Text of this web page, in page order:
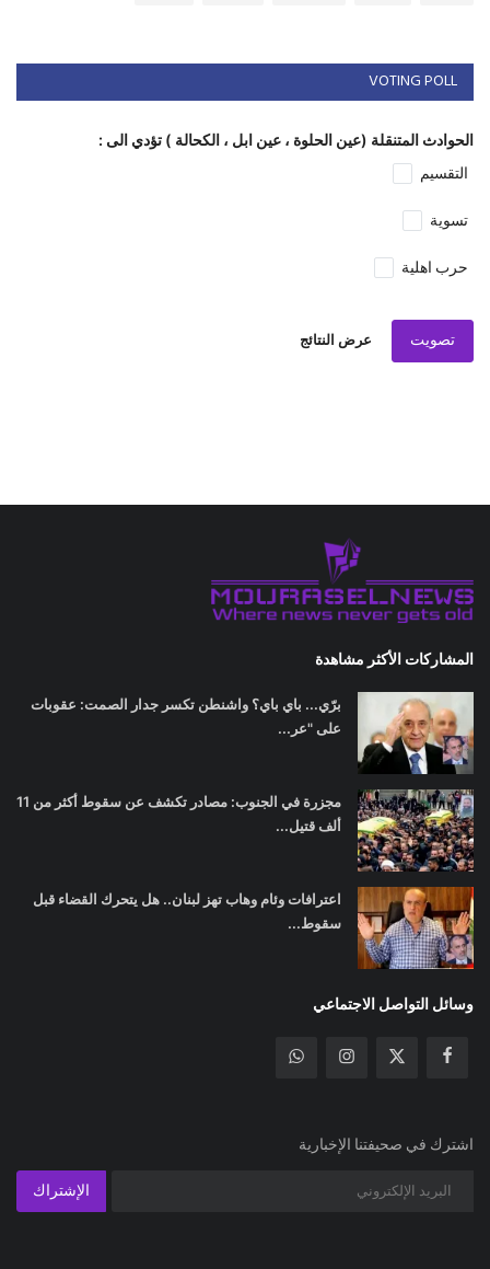
VOTING POLL
الحوادث المتنقلة (عين الحلوة ، عين ابل ، الكحالة ) تؤدي الى :
التقسيم
تسوية
حرب اهلية
تصويت عرض النتائج
المشاركات الأكثر مشاهدة
برّي... باي باي؟ واشنطن تكسر جدار الصمت: عقوبات
على "عر...
مجزرة في الجنوب: مصادر تكشف عن سقوط أكثر من 11
ألف قتيل...
اعترافات وئام وهاب تهز لبنان.. هل يتحرك القضاء قبل
سقوط...
وسائل التواصل الاجتماعي
اشترك في صحيفتنا الإخبارية
الإشتراك